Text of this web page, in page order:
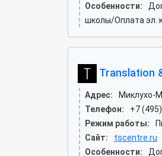
Особенности:
школы/Оплата эл.
Translation
Адрес:
Миклухо-
Телефон:
+7
Режим работы:
Сайт:
tscentre.ru
Особенности: